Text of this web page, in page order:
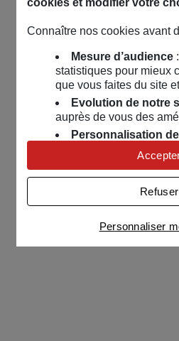
Connaître nos cookies avant
Mesure d’audience:
statistiques pour mieux
que vous faites du site
Evolution de notre
auprès de vous des
Personnalisation
nous servons de
contenus et
Univers publicitaire
nos partenaires des
publicités
Connaître notre politique
partenaires
Personnaliser
Refuser